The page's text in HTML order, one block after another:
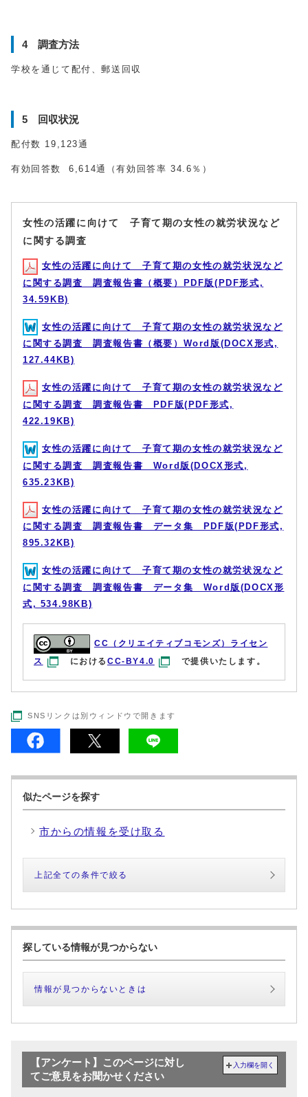
4 調査方法
学校を通じて配付、郵送回収
5 回収状況
配付数 19,123通
有効回答数 6,614通（有効回答率 34.6％）
女性の活躍に向けて 子育て期の女性の就労状況など
に関する調査
女性の活躍に向けて 子育て期の女性の就労状況など
に関する調査 調査報告書（概要）PDF版(PDF形式,
34.59KB)
女性の活躍に向けて 子育て期の女性の就労状況など
に関する調査 調査報告書（概要）Word版(DOCX形式,
127.44KB)
女性の活躍に向けて 子育て期の女性の就労状況など
に関する調査 調査報告書 PDF版(PDF形式,
422.19KB)
女性の活躍に向けて 子育て期の女性の就労状況など
に関する調査 調査報告書 Word版(DOCX形式,
635.23KB)
女性の活躍に向けて 子育て期の女性の就労状況など
に関する調査 調査報告書 データ集 PDF版(PDF形式,
895.32KB)
女性の活躍に向けて 子育て期の女性の就労状況など
に関する調査 調査報告書 データ集 Word版(DOCX形
式, 534.98KB)
CC（クリエイティブコモンズ）ライセン
ス
におけるCC-BY4.0 で提供いたします。
SNSリンクは別ウィンドウで開きます
似たページを探す
市からの情報を受け取る
上記全ての条件で絞る
探している情報が見つからない
情報が見つからないときは
【アンケート】このページに対し
てご意見をお聞かせください
入力欄を開く